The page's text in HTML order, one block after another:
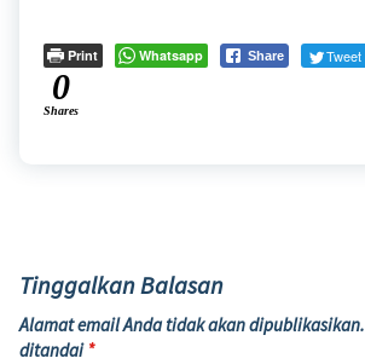
Print Whatsapp Share Tweet
0
Shares
Tinggalkan Balasan
Alamat email Anda tidak akan dipublikasikan.
ditandai *